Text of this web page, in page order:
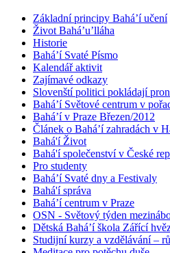
Základní principy Bahá’í učení
Život Bahá’u’lláha
Historie
Bahá’í Svaté Písmo
Kalendář aktivit
Zajímavé odkazy
Slovenští politici pokládají
Bahá’í Světové centrum v
Bahá’í v Praze Březen/2012
Článek o Bahá’í zahradách v
Bahá'í Život
Bahá'í společenství v České
Pro studenty
Bahá’í Svaté dny a Festivaly
Bahá'í správa
Bahá’í centrum v Praze
OSN - Světový týden
Dětská Bahá’í škola Zářící
Studijní kurzy a vzdělávání –